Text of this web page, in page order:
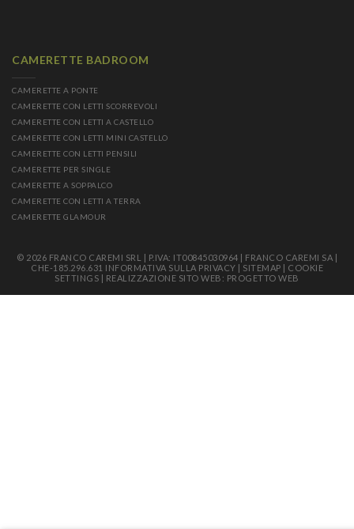
CAMERETTE BADROOM
CAMERETTE A PONTE
CAMERETTE CON LETTI SCORREVOLI
CAMERETTE CON LETTI A CASTELLO
CAMERETTE CON LETTI MINI CASTELLO
CAMERETTE CON LETTI PENSILI
CAMERETTE PER SINGLE
CAMERETTE A SOPPALCO
CAMERETTE CON LETTI A TERRA
CAMERETTE GLAMOUR
© 2026 FRANCO CAREMI SRL | P.IVA: IT00845030964 | FRANCO CAREMI SA |
CHE-185.296.631 INFORMATIVA SULLA PRIVACY SITEMAP
COOKIE
SETTINGS
REALIZZAZIONE SITO WEB: PROGETTO WEB